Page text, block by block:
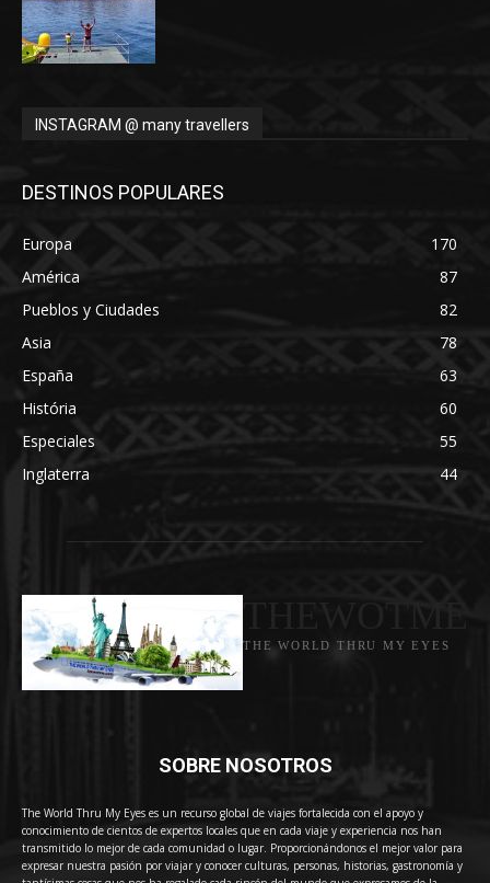
INSTAGRAM @ many travellers
DESTINOS POPULARES
Europa
170
América
87
Pueblos y Ciudades
82
Asia
78
España
63
História
60
Especiales
55
Inglaterra
44
THE WORLD THRU MY EYES
SOBRE NOSOTROS
The World Thru My Eyes es un recurso global de viajes fortalecida con el apoyo y
conocimiento de cientos de expertos locales que en cada viaje y experiencia nos han
transmitido lo mejor de cada comunidad o lugar. Proporcionándonos el mejor valor para
expresar nuestra pasión por viajar y conocer culturas, personas, historias, gastronomía y